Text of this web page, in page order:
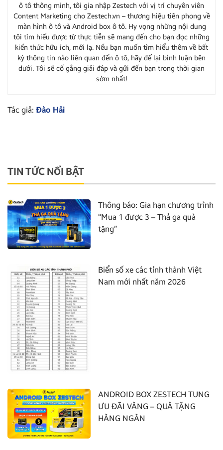
ô tô thông minh, tôi gia nhập Zestech với vị trí chuyên viên
Content Marketing cho Zestech.vn – thương hiệu tiên phong về
màn hình ô tô và Android box ô tô. Hy vọng những nội dung
tôi tìm hiểu được từ thực tiễn sẽ mang đến cho bạn đọc những
kiến thức hữu ích, mới lạ. Nếu bạn muốn tìm hiểu thêm về bất
kỳ thông tin nào liên quan đến ô tô, hãy để lại bình luận bên
dưới. Tôi sẽ cố gắng giải đáp và gửi đến bạn trong thời gian
sớm nhất!
Tác giả: Đào Hải
TIN TỨC NỔI BẬT
Thông báo: Gia hạn chương trình
“Mua 1 được 3 – Thả ga quà
tặng”
Biển số xe các tỉnh thành Việt
Nam mới nhất năm 2026
ANDROID BOX ZESTECH TUNG
ƯU ĐÃI VÀNG – QUÀ TẶNG
HÀNG NGÀN